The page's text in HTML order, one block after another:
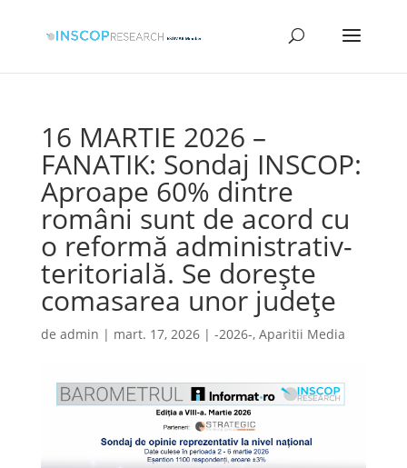
16 MARTIE 2026 –
FANATIK: Sondaj INSCOP:
Aproape 60% dintre
români sunt de acord cu
o reformă administrativ-
teritorială. Se dorește
comasarea unor județe
de admin | mart. 17, 2026| -2026-, Aparitii Media